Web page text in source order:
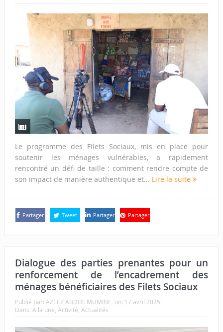
Le programme des Filets Sociaux, mis en place pour
soutenir les ménages vulnérables, a rapidement
rencontré un défi de taille : comment rendre compte de
son impact de manière authentique et... Lire la suite
Partager Tweet Partager Partager
Dialogue des parties prenantes pour un
renforcement de l’encadrement des
ménages bénéficiaires des Filets Sociaux
Publié par: AZEEZ ABDUL MUMINI on: 17 avril 2025
Dans: A la une, Activité, Actualités